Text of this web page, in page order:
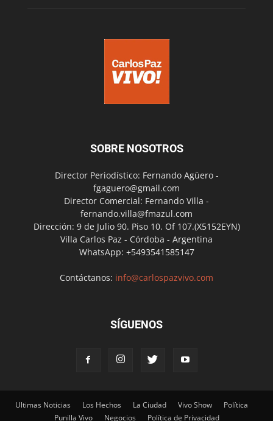
SOBRE NOSOTROS
Director Periodístico: Fernando Agüero -
fgaguero@gmail.com
Director Comercial: Fernando Villa -
fernando.villa@fmazul.com
Dirección: 9 de Julio 90. Piso 10. Of 107.(X5152EYN)
Villa Carlos Paz - Córdoba - Argentina
WhatsApp: +5493541585147
Contáctanos: info@carlospazvivo.com
SÍGUENOS
Ultimas Noticias Los Hechos La Ciudad Vivo Show
Política
Punilla Vivo
Negocios Política de Privacidad